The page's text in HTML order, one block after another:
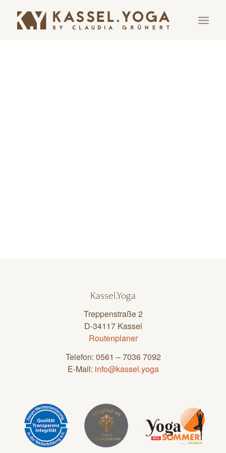
Kassel.Yoga
Treppenstraße 2
D-34117 Kassel
Routenplaner
Telefon: 0561 – 7036 7092
E-Mail: info@kassel.yoga